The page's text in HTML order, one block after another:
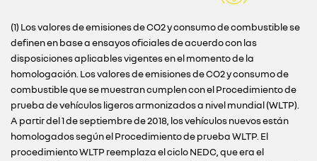
(1) Los valores de emisiones de CO2 y consumo de combustible se
definen en base a ensayos oficiales de acuerdo con las
disposiciones aplicables vigentes en el momento de la
homologación. Los valores de emisiones de CO2 y consumo de
combustible que se muestran cumplen con el Procedimiento de
prueba de vehículos ligeros armonizados a nivel mundial (WLTP).
A partir del 1 de septiembre de 2018, los vehículos nuevos están
homologados según el Procedimiento de prueba WLTP. El
procedimiento WLTP reemplaza el ciclo NEDC, que era el